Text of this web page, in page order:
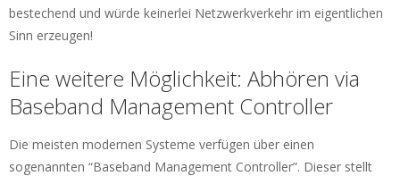
bestechend und würde keinerlei Netzwerkverkehr im eigentlichen
Sinn erzeugen!
Eine weitere Möglichkeit: Abhören via
Baseband Management Controller
Die meisten modernen Systeme verfügen über einen
sogenannten “Baseband Management Controller”. Dieser stellt